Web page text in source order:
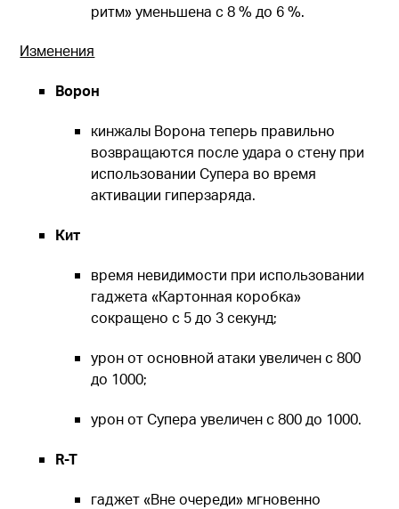
ритм» уменьшена с 8 % до 6 %.
Изменения
Ворон
кинжалы Ворона теперь правильно
возвращаются после удара о стену при
использовании Супера во время
активации гиперзаряда.
Кит
время невидимости при использовании
гаджета «Картонная коробка»
сокращено с 5 до 3 секунд;
урон от основной атаки увеличен с 800
до 1000;
урон от Супера увеличен с 800 до 1000.
R-T
гаджет «Вне очереди» мгновенно